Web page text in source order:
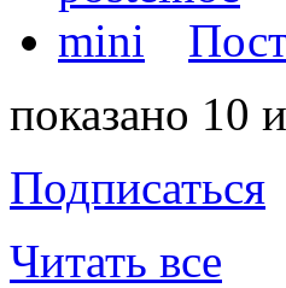
показано 10
Подписаться
Читать все